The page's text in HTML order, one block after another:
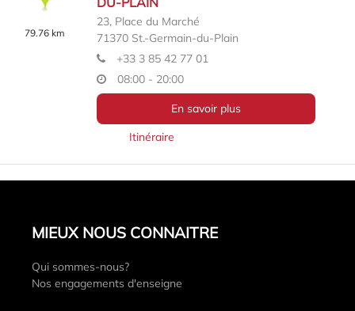
79.76 km
23, Place du Marché
71370 St.-Germain-du-Plain
+33 3 85 42 77 01
08:00 - 20:00
En savoir plus
Itinéraire
MIEUX NOUS CONNAITRE
Qui sommes-nous?
Nos engagements d'enseigne